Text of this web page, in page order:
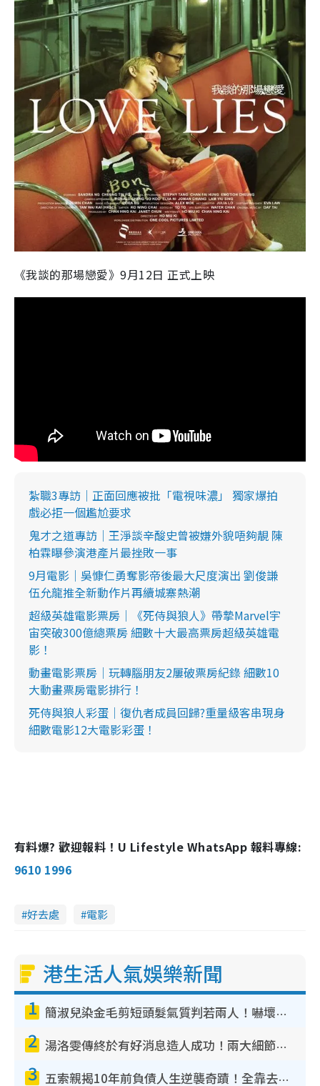
《我談的那場戀愛》9月12日 正式上映
紮職3專訪｜正面回應被批「電視味濃」 獨家爆拍
戲必拒一個尷尬要求
鬼才之道專訪｜王淨談辛酸史曾被嫌外貌唔夠靚 陳
柏霖曝參演港產片最挫敗一事
9月電影｜吳慷仁勇奪影帝後最大尺度演出 劉俊謙
伍允龍推全新動作片再續城寨熱潮
超級英雄電影票房｜《死侍與狼人》帶摯Marvel宇
宙突破300億總票房 細數十大最高票房超級英雄電
影！
動畫電影票房｜玩轉腦朋友2屢破票房紀錄 細數10
大動畫票房電影排行！
死侍與狼人彩蛋｜復仇者成員回歸?重量級客串現身
細數電影12大電影彩蛋！
有料爆? 歡迎報料！U Lifestyle WhatsApp 報料專線:
9610 1996
好去處 電影
港生活人氣娛樂新聞
1 簡淑兒染金毛剪短頭髮氣質判若兩人！嚇壞老公麥大力都認唔出：「你做咩事？」
2 湯洛雯傳終於有好消息造人成功！兩大細節曝孕味極濃惹猜測：大肚婆先會咁！
3 五索親揭10年前負債人生逆襲奇蹟！全靠去一地方轉運後即遇上馬先生